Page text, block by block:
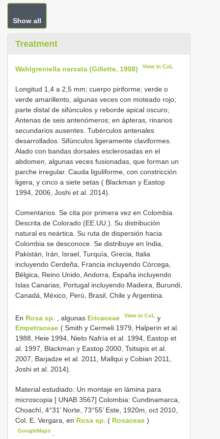
Show all
Treatment
Wahlgreniella nervata (Gillette, 1908) View in CoL
Longitud 1,4 a 2,5 mm; cuerpo piriforme; verde o
verde amarillento, algunas veces con moteado rojo;
parte distal de sifúnculos y reborde apical oscuro;
Antenas de seis antenómeros; en ápteras, rinarios
secundarios ausentes. Tubérculos antenales
desarrollados. Sifúnculos ligeramente claviformes.
Alado con bandas dorsales esclerosadas en el
abdomen, algunas veces fusionadas, que forman un
parche irregular. Cauda liguliforme, con constricción
ligera, y cinco a siete setas ( Blackman y Eastop
1994, 2006, Joshi et al. 2014).
Comentarios. Se cita por primera vez en Colombia.
Descrita de Colorado (EE.UU.). Su distribución
natural es neártica. Su ruta de dispersión hacia
Colombia se desconoce. Se distribuye en India,
Pakistán, Irán, Israel, Turquía, Grecia, Italia
incluyendo Cerdeña, Francia incluyendo Córcega,
Bélgica, Reino Unido, Andorra, España incluyendo
Islas Canarias, Portugal incluyendo Madeira, Burundi,
Canadá, México, Perú, Brasil, Chile y Argentina.
En Rosa sp. , algunas Ericaceae View in CoL y
Empetraceae ( Smith y Cermeli 1979, Halperin et al.
1988, Heie 1994, Nieto Nafría et al. 1994, Eastop et
al. 1997, Blackman y Eastop 2000, Tsitsipis et al.
2007, Barjadze et al. 2011, Mallqui y Cobian 2011,
Joshi et al. 2014).
Material estudiado: Un montaje en lámina para
microscopia [ UNAB 3567] Colombia: Cundinamarca,
Choachí, 4°31’ Norte, 73°55’ Este, 1920m, oct 2010,
Col. E. Vergara, en Rosa sp. ( Rosaceae )
GoogleMaps